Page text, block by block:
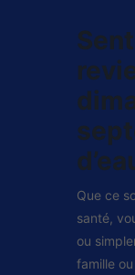
Que ce
santé,
ou
famille